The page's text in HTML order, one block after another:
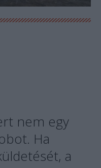
nem egy
Ha
a